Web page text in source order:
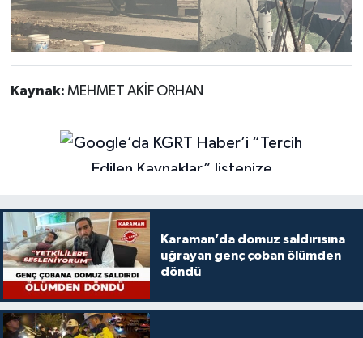
Kaynak: MEHMET AKİF ORHAN
Karaman’da domuz saldırısına
uğrayan genç çoban ölümden
döndü